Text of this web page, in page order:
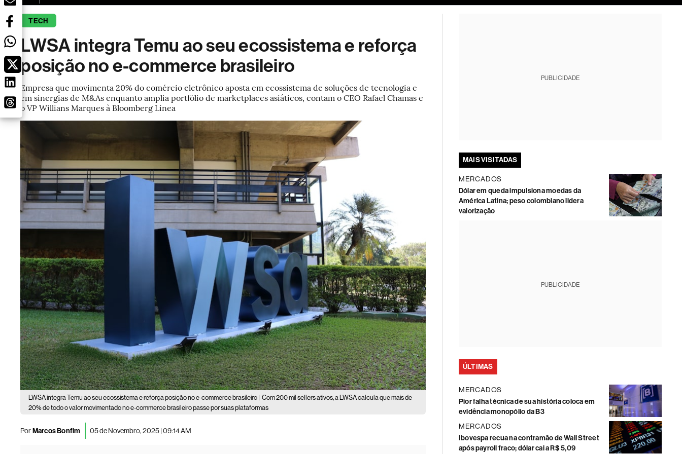
TECH
LWSA integra Temu ao seu ecossistema e reforça
posição no e-commerce brasileiro
Empresa que movimenta 20% do comércio eletrônico aposta em ecossistema de soluções de tecnologia e
em sinergias de M&As enquanto amplia portfólio de marketplaces asiáticos, contam o CEO Rafael Chamas e
o VP Willians Marques à Bloomberg Línea
LWSA integra Temu ao seu ecossistema e reforça posição no e-commerce brasileiro |
Com 200 mil sellers ativos, a LWSA calcula que mais de
20% de todo o valor movimentado no e-commerce brasileiro passe por suas plataformas
PorMarcos Bonfim 05 de Novembro, 2025 | 09:14 AM
PUBLICIDADE
MAIS VISITADAS
MERCADOS
Dólar em queda impulsiona moedas da
América Latina; peso colombiano lidera
valorização
PUBLICIDADE
ÚLTIMAS
MERCADOS
Pior falha técnica de sua história coloca em
evidência monopólio da B3
MERCADOS
Ibovespa recua na contramão de Wall Street
após payroll fraco; dólar cai a R$ 5,09